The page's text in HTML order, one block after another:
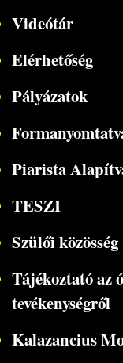
Videótár
Elérhetőség
Pályázatok
Piarista
TESZI
Szülői közösség
Tájékoztató az
tevékenységről
Kalazancius